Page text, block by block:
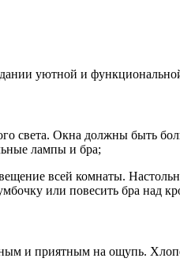
уютной и
света. Окна должны быть
лампы и бра;
всей комнаты.
или повесить бра над
и приятным на ощупь.